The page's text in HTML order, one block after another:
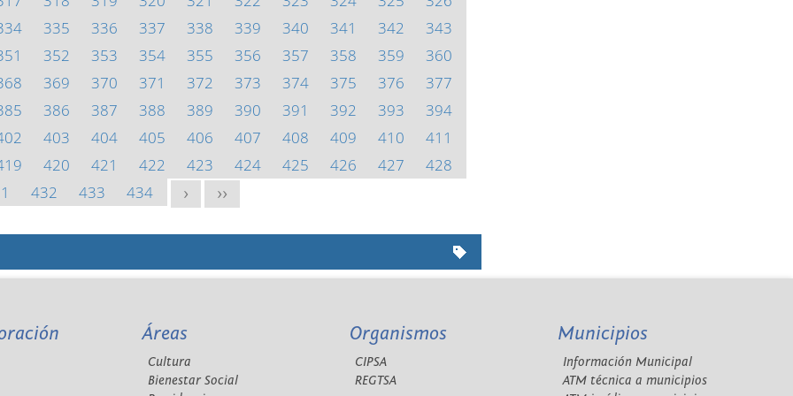
335 336 337 338 339 340 341 342
343
352 353 354 355 356 357 358 359
360
369 370 371 372 373 374 375 376
377
386 387 388 389 390 391 392 393
394
403 404 405 406 407 408 409 410
411
420 421 422 423 424 425 426 427
428
432 433 434 > >>
Áreas
Cultura
Bienestar Social
Organismos
CIPSA
REGTSA
Municipios
Información Municipal
ATM técnica a municipios